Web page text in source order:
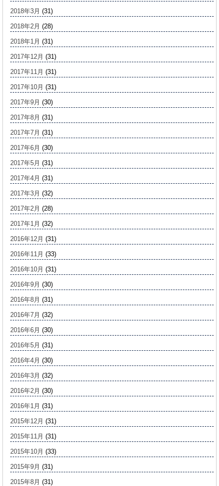
2018年3月 (31)
2018年2月 (28)
2018年1月 (31)
2017年12月 (31)
2017年11月 (31)
2017年10月 (31)
2017年9月 (30)
2017年8月 (31)
2017年7月 (31)
2017年6月 (30)
2017年5月 (31)
2017年4月 (31)
2017年3月 (32)
2017年2月 (28)
2017年1月 (32)
2016年12月 (31)
2016年11月 (33)
2016年10月 (31)
2016年9月 (30)
2016年8月 (31)
2016年7月 (32)
2016年6月 (30)
2016年5月 (31)
2016年4月 (30)
2016年3月 (32)
2016年2月 (30)
2016年1月 (31)
2015年12月 (31)
2015年11月 (31)
2015年10月 (33)
2015年9月 (31)
2015年8月 (31)